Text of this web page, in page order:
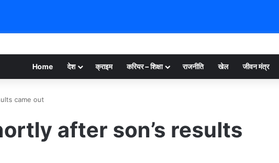
Home देश क्राइम करियर – शिक्षा राजनीति खेल जीवन मंत्र
came out
after son’s results